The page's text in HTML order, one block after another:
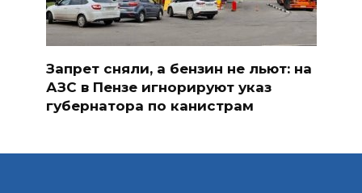
Запрет сняли, а бензин не льют: на
АЗС в Пензе игнорируют указ
губернатора по канистрам